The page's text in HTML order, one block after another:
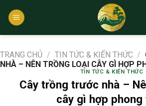
qua
TRANG CHỦ / TIN TỨC & KIẾN THỨC /
NHÀ – NÊN TRỒNG LOẠI CÂY GÌ HỢP
TIN TỨC & KIẾN THỨC
Cây trồng trước nhà –
cây gì hợp phong